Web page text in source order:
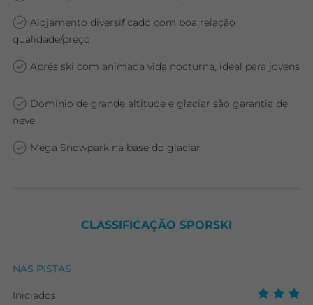
Alojamento diversificado com boa relação
qualidade/preço
Aprés ski com animada vida nocturna, ideal para jovens
Domínio de grande altitude e glaciar são garantia de
neve
Mega Snowpark na base do glaciar
CLASSIFICAÇÃO SPORSKI
NAS PISTAS
Iniciados